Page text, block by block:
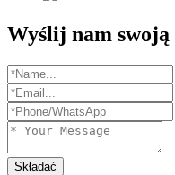
Wyślij nam swoją
Składać